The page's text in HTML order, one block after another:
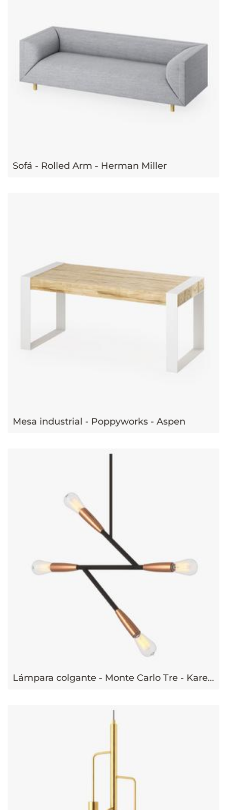
Sofá - Rolled Arm - Herman Miller
Mesa industrial - Poppyworks - Aspen
Lámpara colgante - Monte Carlo Tre - Kare Design